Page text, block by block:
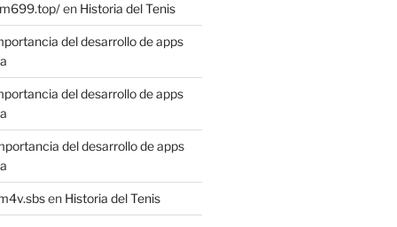
en Historia del Tenis
del desarrollo de apps
del desarrollo de apps
del desarrollo de apps
en Historia del Tenis